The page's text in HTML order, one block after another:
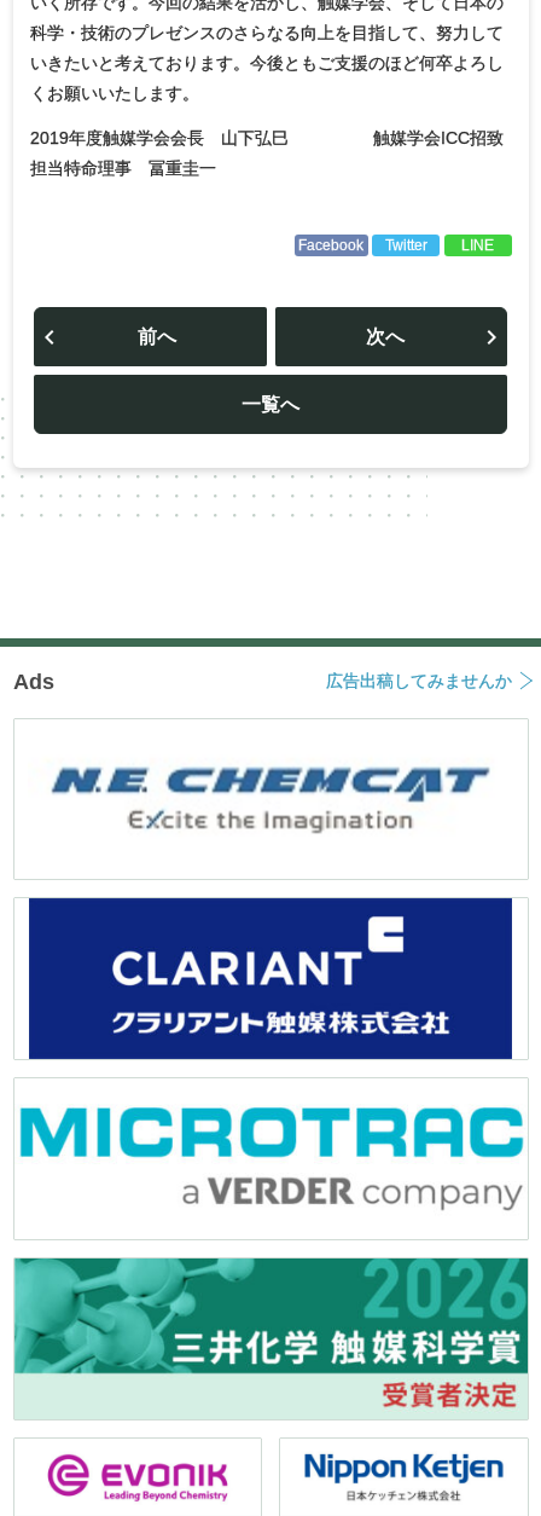
科学・技術のプレゼンスのさらなる向上を目指して、努力して
いきたいと考えております。今後ともご支援のほど何卒よろし
くお願いいたします。
2019年度触媒学会会長 山下弘巳 触媒学会ICC招致
担当特命理事 冨重圭一
Facebook Twitter LINE
投
ビ
ー
シ
ョ
前へ
一覧へ
次へ
Ads 広告出稿してみませんか